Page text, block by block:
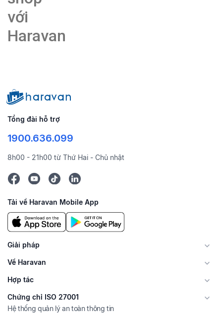
với
Haravan
Tổng đài hỗ trợ
1900.636.099
8h00 - 21h00 từ Thứ Hai - Chủ nhật
Tải về Haravan Mobile App
Giải pháp
Về Haravan
Hợp tác
Chứng chỉ ISO 27001
Hệ thống quản lý an toàn thông tin